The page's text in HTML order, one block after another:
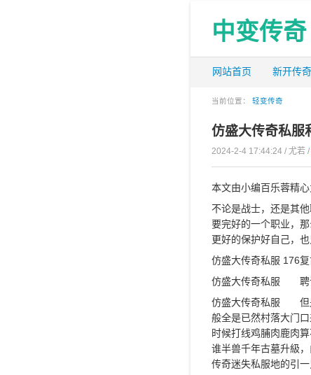
中变传奇
网站首页 新开传奇
当前位置： 轻变传奇
仿盛大传奇私服
2024-2-4 17:44:24 / 尤若 /
本文由小编百乐蓉精
不论是战士，还是其
要完好的一个职业，
更好的保护好自己，
仿盛大传奇私服 176
仿盛大传奇私服 聘
仿盛大传奇私服 但是
般全是已然村落大门
时候打线鸡脯肉鹿肉
谁半兽千年古墓升級
传奇迷失私服地的引